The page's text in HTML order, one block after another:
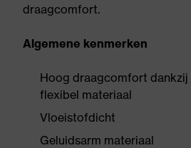
draagcomfort.
Algemene kenmerken
Hoog draagcomfort dankzij
flexibel materiaal
Vloeistofdicht
Geluidsarm materiaal